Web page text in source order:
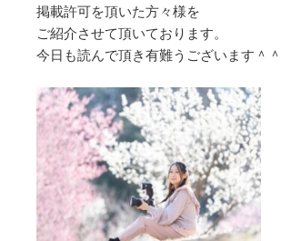
掲載許可を頂いた方々様を
ご紹介させて頂いております。
今日も読んで頂き有難うございます＾＾